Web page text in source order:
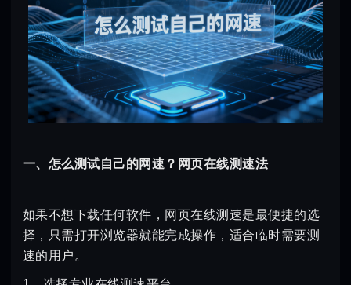
一、怎么测试自己的网速？网页在线测速法
如果不想下载任何软件，网页在线测速是最便捷的选
择，只需打开浏览器就能完成操作，适合临时需要测
速的用户。